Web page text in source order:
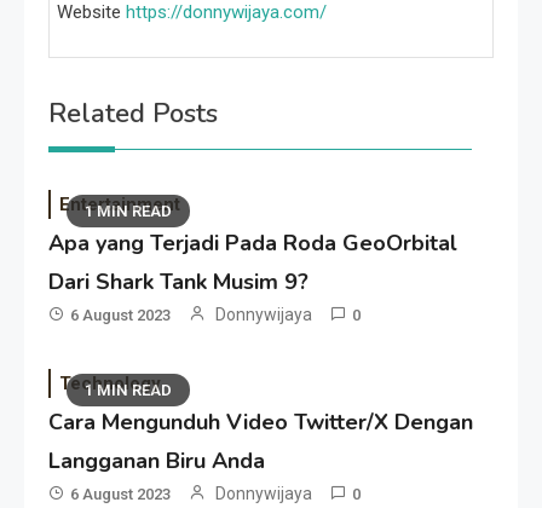
Website https://donnywijaya.com/
Related Posts
1 MIN READ
Entertainment
Apa yang Terjadi Pada Roda GeoOrbital
Dari Shark Tank Musim 9?
6 August 2023 Donnywijaya 0
1 MIN READ
Technology
Cara Mengunduh Video Twitter/X Dengan
Langganan Biru Anda
6 August 2023 Donnywijaya 0